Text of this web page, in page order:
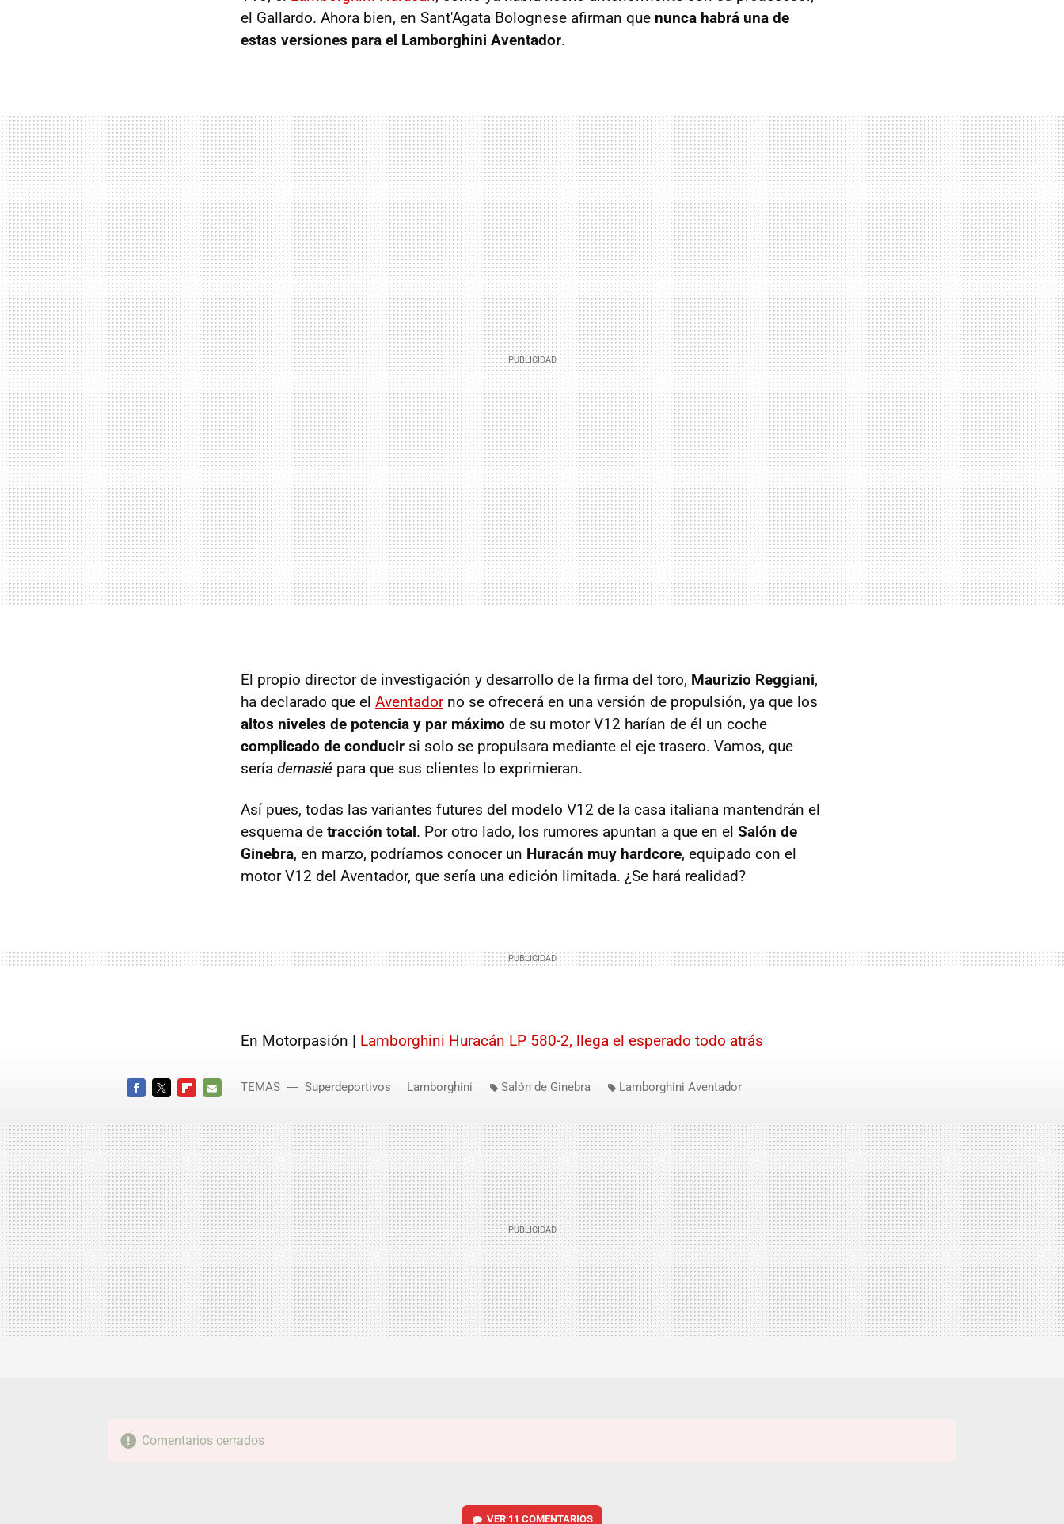
el Gallardo. Ahora bien, en Sant'Agata Bolognese afirman que nunca habrá una de
estas versiones para el Lamborghini Aventador.
El propio director de investigación y desarrollo de la firma del toro, Maurizio Reggiani,
ha declarado que el Aventadorno se ofrecerá en una versión de propulsión, ya que los
altos niveles de potencia y par máximo de su motor V12 harían de él un coche
complicado de conducir si solo se propulsara mediante el eje trasero. Vamos, que
sería demasié para que sus clientes lo exprimieran.
Así pues, todas las variantes futures del modelo V12 de la casa italiana mantendrán el
esquema de tracción total. Por otro lado, los rumores apuntan a que en el Salón de
Ginebra, en marzo, podríamos conocer un Huracán muy hardcore, equipado con el
motor V12 del Aventador, que sería una edición limitada. ¿Se hará realidad?
En Motorpasión | Lamborghini Huracán LP 580-2, llega el esperado todo atrás
MAIL
TEMAS Superdeportivos Lamborghini Salón de Ginebra Lamborghini Aventador
Comentarios cerrados
VER 11 COMENTARIOS